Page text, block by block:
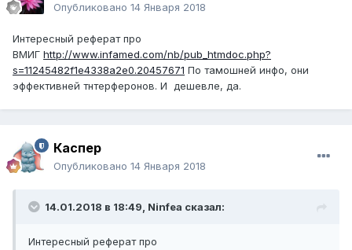
Опубликовано 14 Января 2018
Интересный реферат про
ВМИГ http://www.infamed.com/nb/pub_htmdoc.php?
s=11245482f1e4338a2e0.20457671 По тамошней инфо, они
эффективней тнтерферонов. И дешевле, да.
Каспер
Опубликовано 14 Января 2018
14.01.2018 в 18:49, Ninfea сказал:
Интересный реферат про